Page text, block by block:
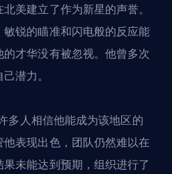
美建立了作为新星的声誉。
锐的瞄准和闪电般的反应能
才华没有被忽视。他曾多次
潜力。
多人相信他能成为该地区的
表现出色，团队仍然难以在
未能达到预期，组织进行了